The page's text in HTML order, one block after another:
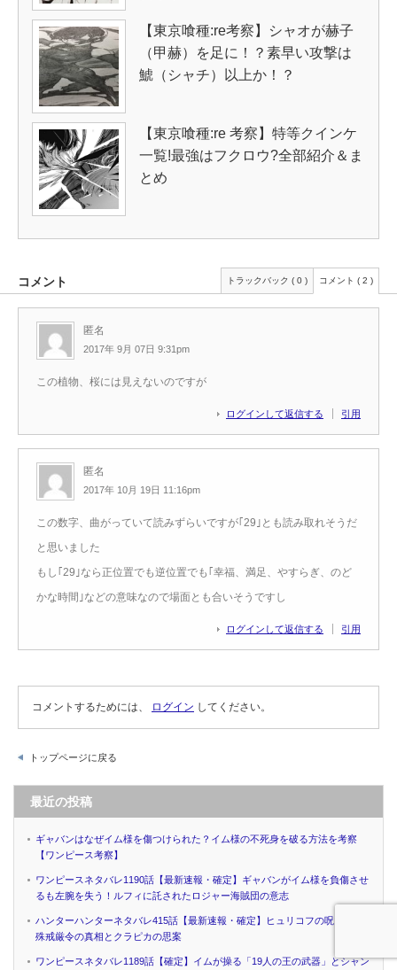
【東京喰種:re考察】シャオが赫子
（甲赫）を足に！？素早い攻撃は
鯱（シャチ）以上か！？
【東京喰種:re 考察】特等クインケ
一覧!最強はフクロウ?全部紹介＆ま
とめ
コメント トラックバック ( 0 ) コメント ( 2 )
匿名
2017年 9月 07日 9:31pm
ログインして返信する 引用
この植物、桜には見えないのですが
匿名
2017年 10月 19日 11:16pm
ログインして返信する 引用
この数字、曲がっていて読みずらいですが｢29｣とも読み取れそうだ
と思いました
もし｢29｣なら正位置でも逆位置でも｢幸福、満足、やすらぎ、のど
かな時間｣などの意味なので場面とも合いそうですし
コメントするためには、 ログイン してください。
トップページに戻る
最近の投稿
ギャバンはなぜイム様を傷つけられた？イム様の不死身を破る方法を考察
【ワンピース考察】
ワンピースネタバレ1190話【最新速報・確定】ギャバンがイム様を負傷させ
るも左腕を失う！ルフィに託されたロジャー海賊団の意志
ハンターハンターネタバレ415話【最新速報・確定】ヒュリコフの呪いと特
殊戒厳令の真相とクラピカの思案
ワンピースネタバレ1189話【確定】イムが操る「19人の王の武器」とシャン